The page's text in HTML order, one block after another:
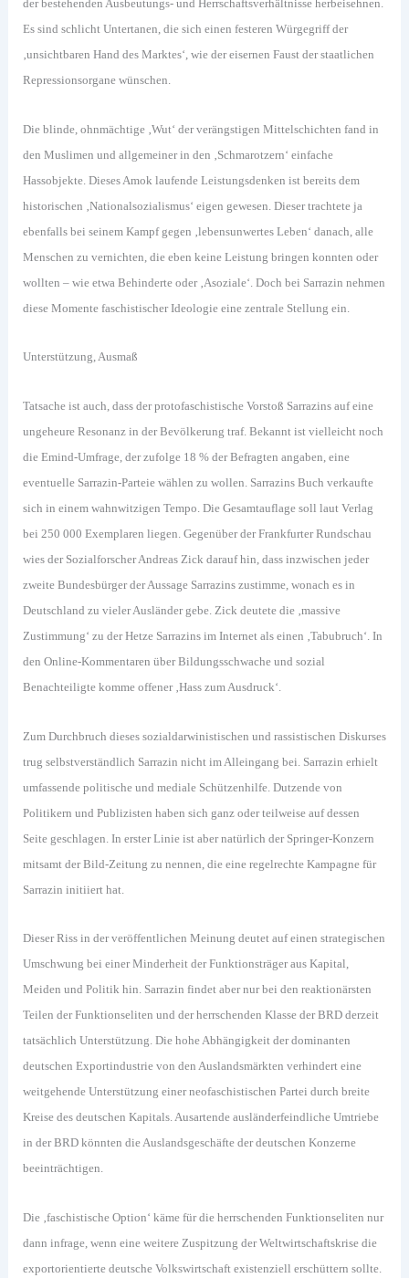
der bestehenden Ausbeutungs- und Herrschaftsverhältnisse herbeisehnen.
Es sind schlicht Untertanen, die sich einen festeren Würgegriff der
‚unsichtbaren Hand des Marktes‘, wie der eisernen Faust der staatlichen
Repressionsorgane wünschen.
Die blinde, ohnmächtige ‚Wut‘ der verängstigen Mittelschichten fand in
den Muslimen und allgemeiner in den ‚Schmarotzern‘ einfache
Hassobjekte. Dieses Amok laufende Leistungsdenken ist bereits dem
historischen ‚Nationalsozialismus‘ eigen gewesen. Dieser trachtete ja
ebenfalls bei seinem Kampf gegen ‚lebensunwertes Leben‘ danach, alle
Menschen zu vernichten, die eben keine Leistung bringen konnten oder
wollten – wie etwa Behinderte oder ‚Asoziale‘. Doch bei Sarrazin nehmen
diese Momente faschistischer Ideologie eine zentrale Stellung ein.
Unterstützung, Ausmaß
Tatsache ist auch, dass der protofaschistische Vorstoß Sarrazins auf eine
ungeheure Resonanz in der Bevölkerung traf. Bekannt ist vielleicht noch
die Emind-Umfrage, der zufolge 18 % der Befragten angaben, eine
eventuelle Sarrazin-Parteie wählen zu wollen. Sarrazins Buch verkaufte
sich in einem wahnwitzigen Tempo. Die Gesamtauflage soll laut Verlag
bei 250 000 Exemplaren liegen. Gegenüber der Frankfurter Rundschau
wies der Sozialforscher Andreas Zick darauf hin, dass inzwischen jeder
zweite Bundesbürger der Aussage Sarrazins zustimme, wonach es in
Deutschland zu vieler Ausländer gebe. Zick deutete die ‚massive
Zustimmung‘ zu der Hetze Sarrazins im Internet als einen ‚Tabubruch‘. In
den Online-Kommentaren über Bildungsschwache und sozial
Benachteiligte komme offener ‚Hass zum Ausdruck‘.
Zum Durchbruch dieses sozialdarwinistischen und rassistischen Diskurses
trug selbstverständlich Sarrazin nicht im Alleingang bei. Sarrazin erhielt
umfassende politische und mediale Schützenhilfe. Dutzende von
Politikern und Publizisten haben sich ganz oder teilweise auf dessen
Seite geschlagen. In erster Linie ist aber natürlich der Springer-Konzern
mitsamt der Bild-Zeitung zu nennen, die eine regelrechte Kampagne für
Sarrazin initiiert hat.
Dieser Riss in der veröffentlichen Meinung deutet auf einen strategischen
Umschwung bei einer Minderheit der Funktionsträger aus Kapital,
Meiden und Politik hin. Sarrazin findet aber nur bei den reaktionärsten
Teilen der Funktionseliten und der herrschenden Klasse der BRD derzeit
tatsächlich Unterstützung. Die hohe Abhängigkeit der dominanten
deutschen Exportindustrie von den Auslandsmärkten verhindert eine
weitgehende Unterstützung einer neofaschistischen Partei durch breite
Kreise des deutschen Kapitals. Ausartende ausländerfeindliche Umtriebe
in der BRD könnten die Auslandsgeschäfte der deutschen Konzerne
beeinträchtigen.
Die ‚faschistische Option‘ käme für die herrschenden Funktionseliten nur
dann infrage, wenn eine weitere Zuspitzung der Weltwirtschaftskrise die
exportorientierte deutsche Volkswirtschaft existenziell erschüttern sollte.